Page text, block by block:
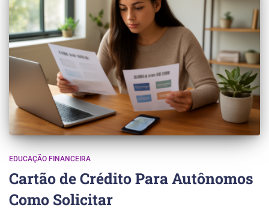
EDUCAÇÃO FINANCEIRA
Cartão de Crédito Para Autônomos
Como Solicitar